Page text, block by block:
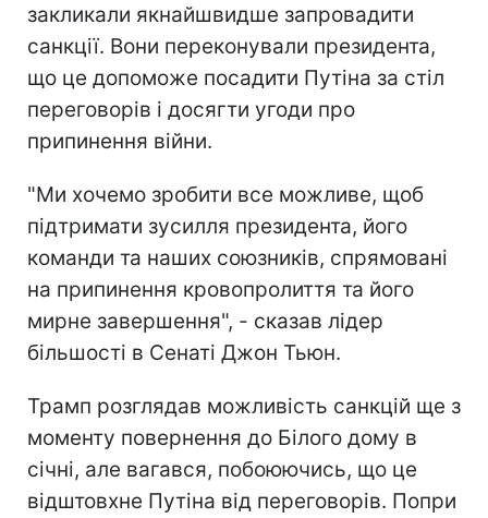
закликали якнайшвидше запровадити
санкції. Вони переконували президента,
що це допоможе посадити Путіна за стіл
переговорів і досягти угоди про
припинення війни.
"Ми хочемо зробити все можливе, щоб
підтримати зусилля президента, його
команди та наших союзників, спрямовані
на припинення кровопролиття та його
мирне завершення", - сказав лідер
більшості в Сенаті Джон Тьюн.
Трамп розглядав можливість санкцій ще з
моменту повернення до Білого дому в
січні, але вагався, побоюючись, що це
відштовхне Путіна від переговорів. Попри